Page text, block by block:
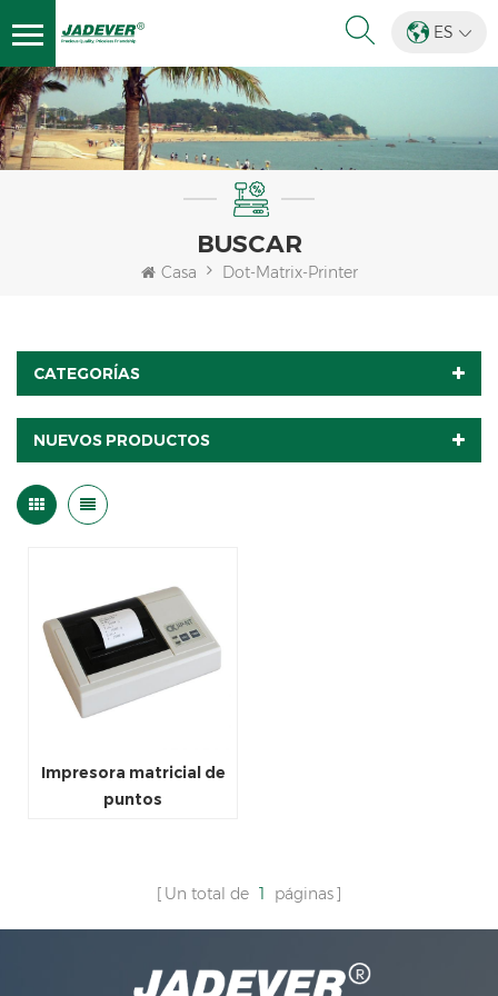
ES
BUSCAR
Casa Dot-Matrix-Printer
CATEGORÍAS
NUEVOS PRODUCTOS
Impresora matricial de
puntos
Un total de 1 páginas